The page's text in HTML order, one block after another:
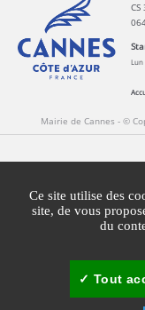
CS
Lun
Mairie de Cannes - ©
Mentions
Plan du
Ce site utilise des
site, de vous
du
Tout